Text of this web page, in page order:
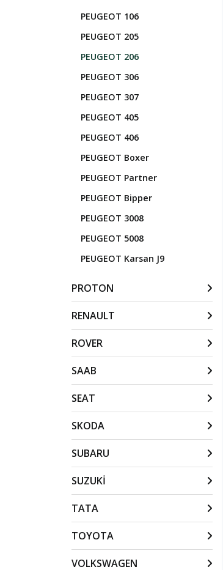
PEUGEOT 106
PEUGEOT 205
PEUGEOT 206
PEUGEOT 306
PEUGEOT 307
PEUGEOT 405
PEUGEOT 406
PEUGEOT Boxer
PEUGEOT Partner
PEUGEOT Bipper
PEUGEOT 3008
PEUGEOT 5008
PEUGEOT Karsan J9
PROTON
RENAULT
ROVER
SAAB
SEAT
SKODA
SUBARU
SUZUKİ
TATA
TOYOTA
VOLKSWAGEN